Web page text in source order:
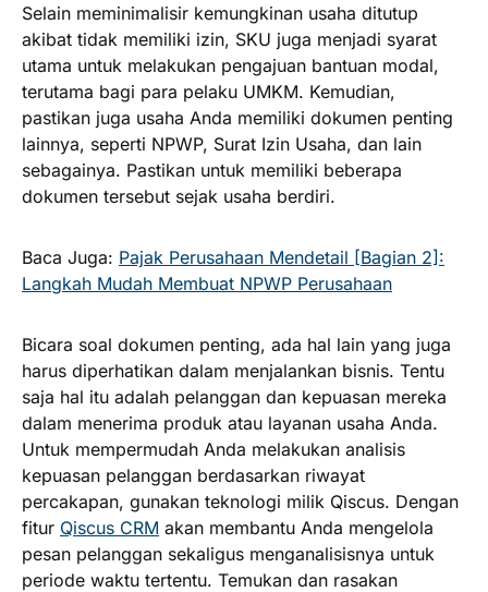
Selain meminimalisir kemungkinan usaha ditutup
akibat tidak memiliki izin, SKU juga menjadi syarat
utama untuk melakukan pengajuan bantuan modal,
terutama bagi para pelaku UMKM. Kemudian,
pastikan juga usaha Anda memiliki dokumen penting
lainnya, seperti NPWP, Surat Izin Usaha, dan lain
sebagainya. Pastikan untuk memiliki beberapa
dokumen tersebut sejak usaha berdiri.
Baca Juga: Pajak Perusahaan Mendetail [Bagian 2]:
Langkah Mudah Membuat NPWP Perusahaan
Bicara soal dokumen penting, ada hal lain yang juga
harus diperhatikan dalam menjalankan bisnis. Tentu
saja hal itu adalah pelanggan dan kepuasan mereka
dalam menerima produk atau layanan usaha Anda.
Untuk mempermudah Anda melakukan analisis
kepuasan pelanggan berdasarkan riwayat
percakapan, gunakan teknologi milik Qiscus. Dengan
fitur Qiscus CRM akan membantu Anda mengelola
pesan pelanggan sekaligus menganalisisnya untuk
periode waktu tertentu. Temukan dan rasakan